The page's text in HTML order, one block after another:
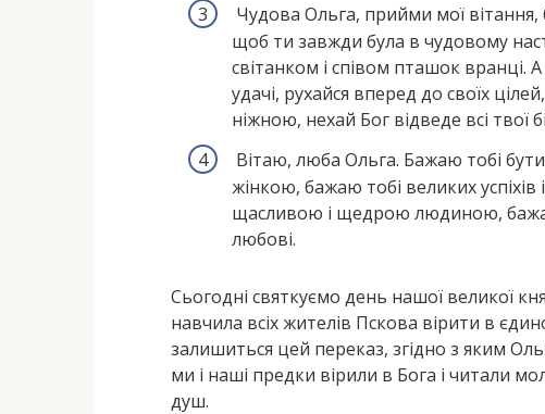
Чудова Ольга, прийми мої
щоб ти завжди була в чудовому
світанком і співом пташок вранці.
удачі, рухайся вперед до своїх
ніжною, нехай Бог відведе всі твої
Вітаю, люба Ольга. Бажаю тобі
жінкою, бажаю тобі великих
щасливою і щедрою людиною,
любові.
Сьогодні святкуємо день нашої великої
навчила всіх жителів Пскова вірити в
залишиться цей переказ, згідно з яким
ми і наші предки вірили в Бога і читали
душ.